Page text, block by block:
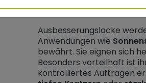
Wo werden
Ausbesserungslacke
Anwendungen wie
bewährt. Sie eignen sich
Besonders vorteilhaft ist
kontrolliertes Auftragen